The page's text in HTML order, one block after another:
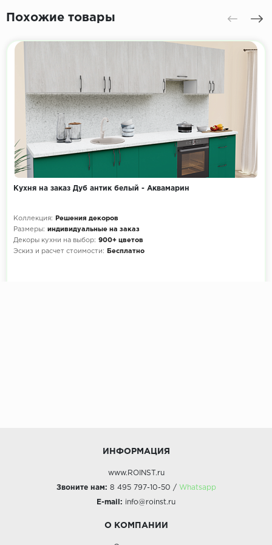
Похожие товары
Кухня на заказ Дуб антик белый - Аквамарин
Коллекция:
Решения декоров
Размеры: индивидуальные на заказ
Декоры кухни на выбор: 900+ цветов
Эскиз и расчет стоимости:
Бесплатно
ИНФОРМАЦИЯ
www.ROINST.ru
Звоните нам: 8 495 797-10-50 / Whatsapp
E-mail: info@roinst.ru
О КОМПАНИИ